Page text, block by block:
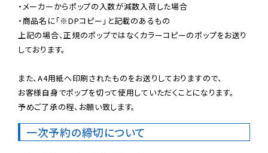
・メーカーからポップの入数が減数入荷した場合
・商品名に「※DPコピー」と記載のあるもの
上記の場合、正規のポップではなくカラーコピーのポップをお送り
しております。
また、A4用紙へ印刷されたものをお送りしておりますので、
お客様自身でポップを切って使用していただくことになります。
予めご了承の程、お願い致します。
一次予約の締切について